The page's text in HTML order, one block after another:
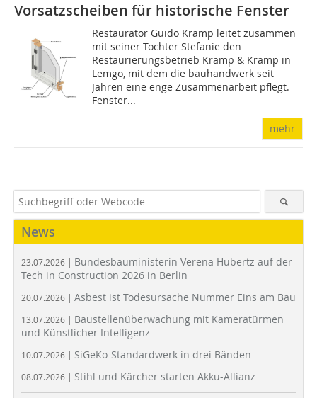
Vorsatzscheiben für historische Fenster
Restaurator Guido Kramp leitet zusammen
mit seiner Tochter Stefanie den
Restaurierungsbetrieb Kramp & Kramp in
Lemgo, mit dem die bauhandwerk seit
Jahren eine enge Zusammenarbeit pflegt.
Fenster...
mehr
News
23.07.2026 | Bundesbauministerin Verena Hubertz auf der
Tech in Construction 2026 in Berlin
20.07.2026 | Asbest ist Todesursache Nummer Eins am Bau
13.07.2026 | Baustellenüberwachung mit Kameratürmen
und Künstlicher Intelligenz
10.07.2026 | SiGeKo-Standardwerk in drei Bänden
08.07.2026 | Stihl und Kärcher starten Akku-Allianz